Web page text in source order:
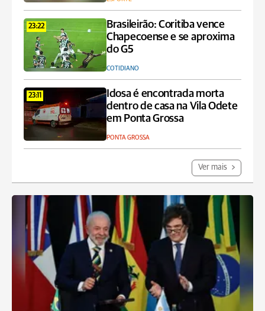
23:22
Brasileirão: Coritiba vence
Chapecoense e se aproxima
do G5
COTIDIANO
23:11
Idosa é encontrada morta
dentro de casa na Vila Odete
em Ponta Grossa
PONTA GROSSA
Ver mais